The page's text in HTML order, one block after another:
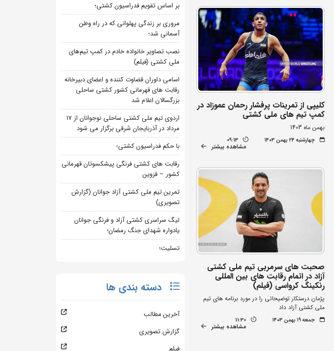
کلیپی از تمرینات پرفشار رحمان عموزاد در
کمپ تیم های ملی کشتی
بهمن ماه 1403
چهارشنبه ۲۴ بهمن ۱۴۰۳ 09:13
مشاهده بیشتر
صحبت های سرمربی تیم ملی کشتی
آزاد در اتمام رقابت های بین المللی
رنکینگ کرواسی (فیلم)
پژمان درستکار توضیحاتی را در مورد برنامه های تیم
ملی کشتی آزاد داد
جمعه ۱۹ بهمن ۱۴۰۳ 11:30
مشاهده بیشتر
بر اساس تقویم فدراسیون کشتی؛
مروری بر زندگی پهلوانی که در راه وطن
آسمانی شد؛
نصب تصاویر خانواده خادم در کمپ تیم‌های
ملی کشتی (فیلم)
اسامی داوران قضاوت کننده و اعضای دبیرخانه
رقابت های قهرمانی کشور کشتی ساحلی
بزرگسالان اعلام شد
اردوی تیم ملی کشتی ساحلی نوجوانان از 17
مرداد در آذربایجان شرقی برگزار می شود
با حکم فدراسیون کشتی؛
رقابت های کشتی فرنگی پیشکسوتان قهرمانی
کشور – قزوین
تمرین تیم ملی کشتی آزاد جوانان (گزارش
تصویری)
لیگ سراسری کشتی آزاد و فرنگی جوانان
یادواره شهدای جنگ رمضان؛
تسلیت؛
دسته بندی ها
آخرین مطالب
گزارش تصویری
فیلم